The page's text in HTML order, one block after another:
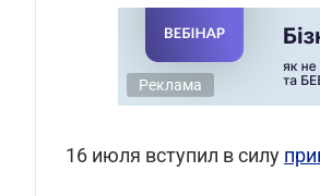
Реклама
16 июля вступил в силу